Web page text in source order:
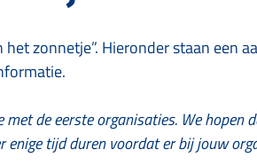
zonnetje”. Hieronder staan een
de eerste organisaties. We
tijd duren voordat er bij jouw